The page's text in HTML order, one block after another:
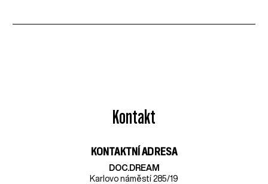
Kontakt
KONTAKTNÍ ADRESA
DOC.DREAM​
Karlovo náměstí 285/19